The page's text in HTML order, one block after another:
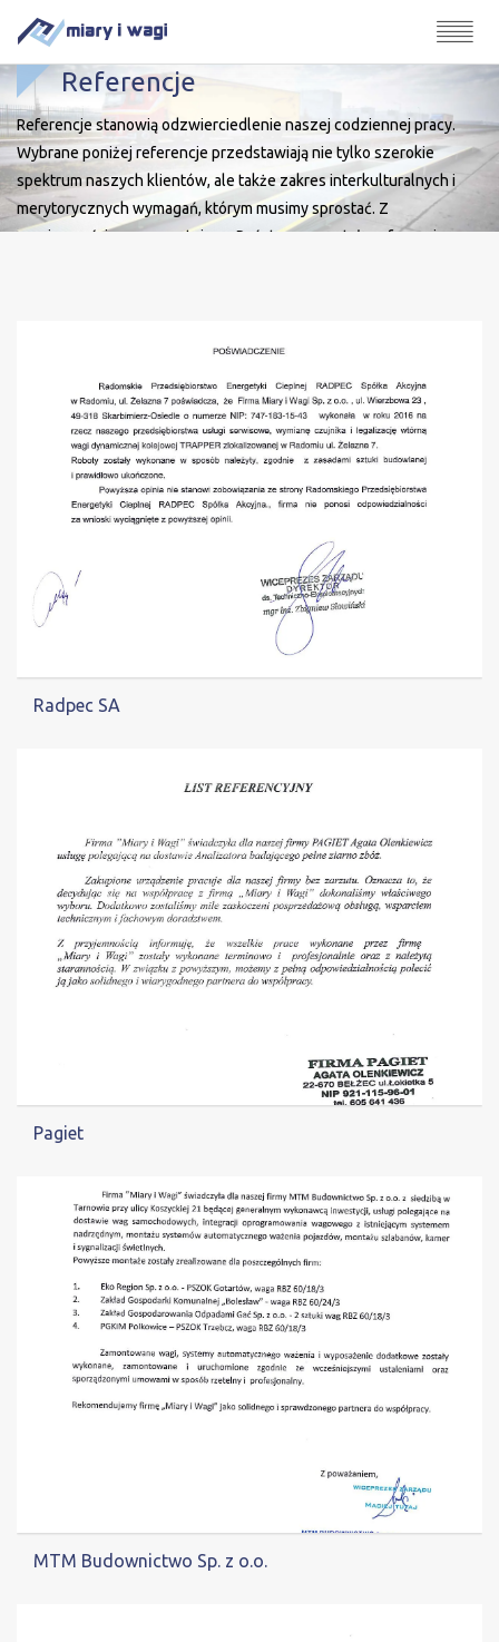
Referencje
Referencje stanowią odzwierciedlenie naszej codziennej pracy.
Wybrane poniżej referencje przedstawiają nie tylko szerokie
spektrum naszych klientów, ale także zakres interkulturalnych i
merytorycznych wymagań, którym musimy sprostać. Z
przyjemnością zaprezentujemy Państwu pozostałe referencje w
Radpec SA
Pagiet
MTM Budownictwo Sp. z o.o.